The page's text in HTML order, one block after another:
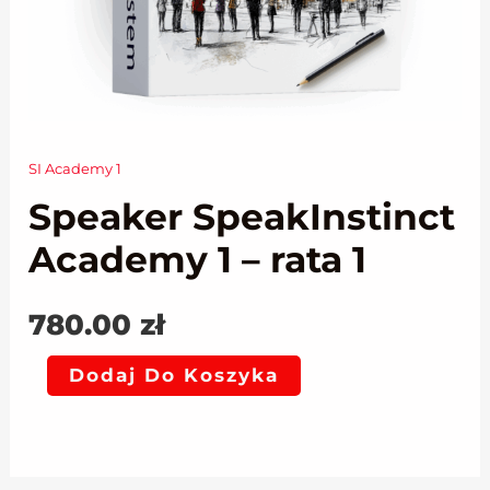
SI Academy 1
Speaker SpeakInstinct
Academy 1 – rata 1
780.00zł
ilość
Speaker
SpeakInstinct
Academy
1
Dodaj Do Koszyka